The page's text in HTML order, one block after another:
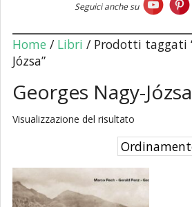
Chi siamo
Libri
Seguici anche su
Home/ Libri / Prodotti taggati
Józsa”
Georges Nagy-Józsa
Visualizzazione del risultato